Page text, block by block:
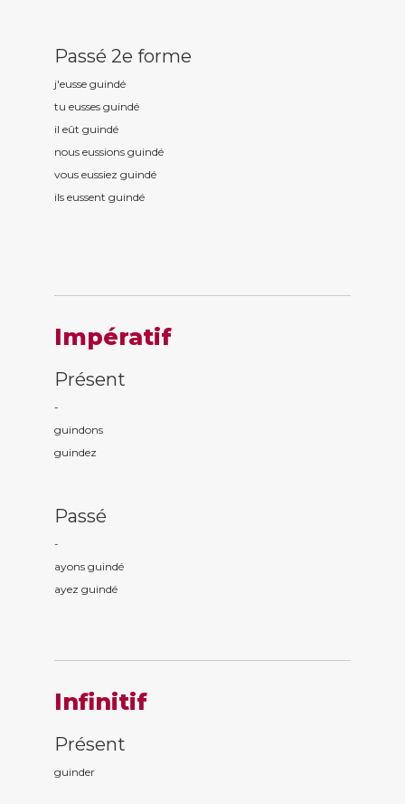
Passé 2e forme
j'eusse guindé
tu eusses guindé
il eût guindé
nous eussions guindé
vous eussiez guindé
ils eussent guindé
Impératif
Présent
-
guindons
guindez
Passé
-
ayons guindé
ayez guindé
Infinitif
Présent
guinder